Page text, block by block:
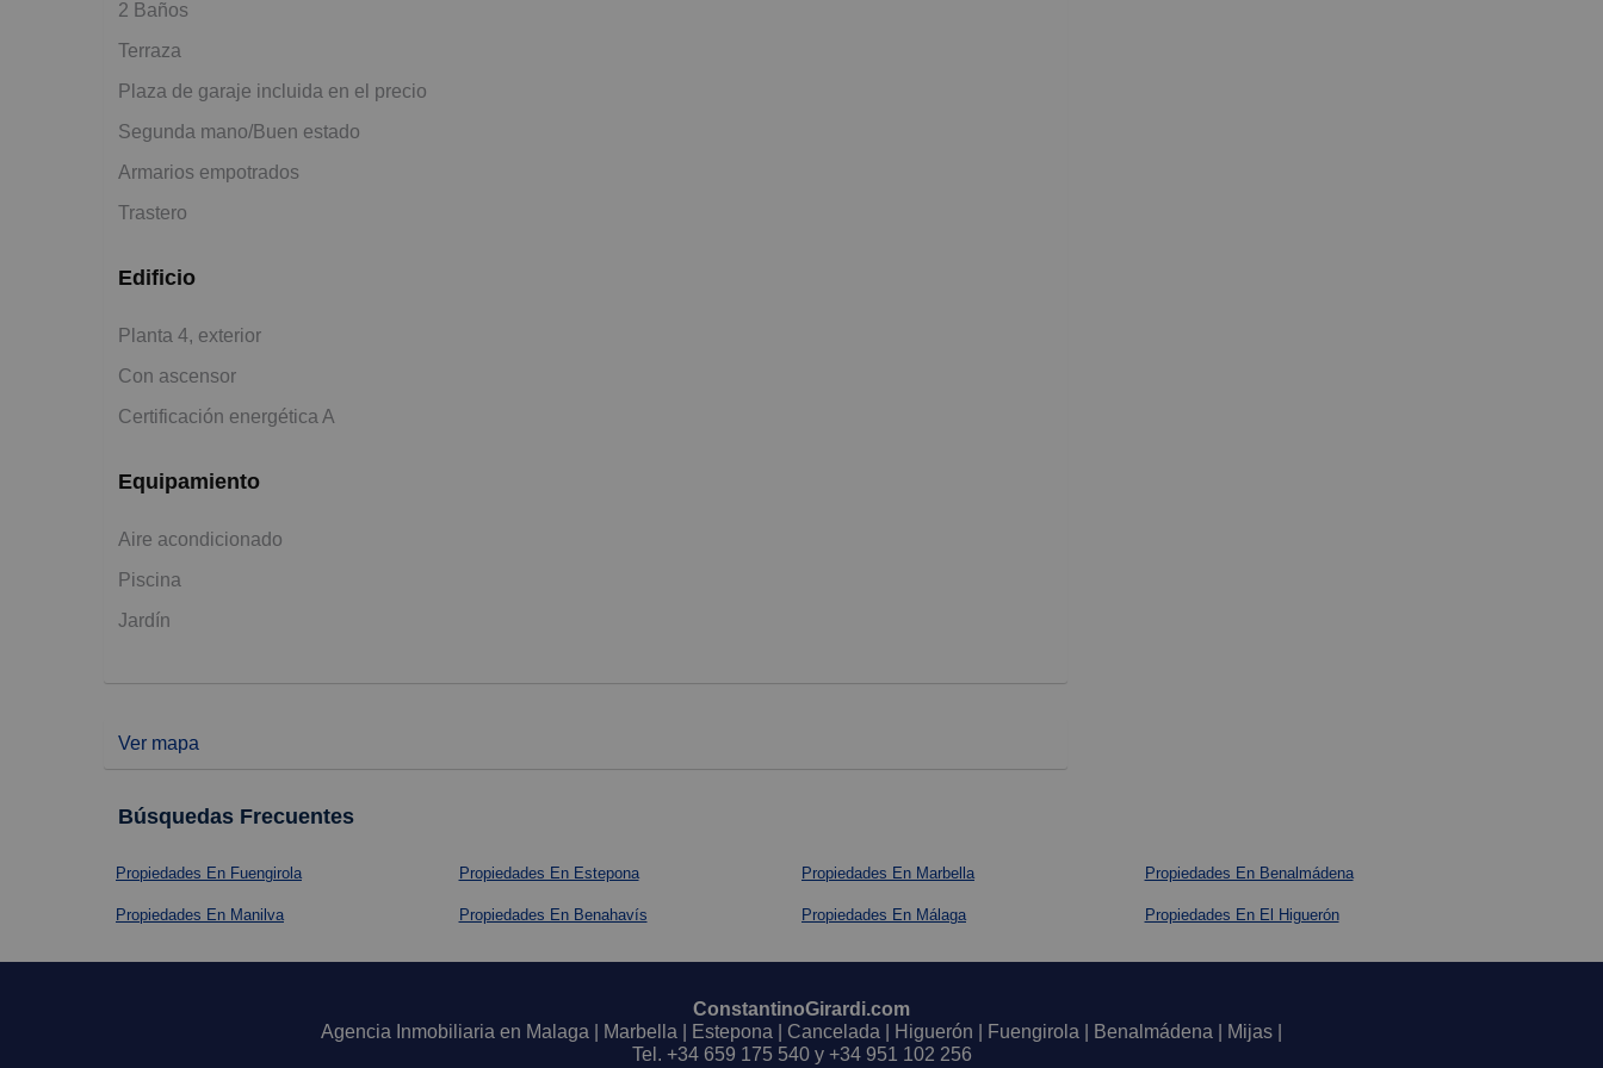
2 Baños
Terraza
Plaza de garaje incluida en el precio
Segunda mano/Buen estado
Armarios empotrados
Trastero
Edificio
Planta 4, exterior
Con ascensor
Certificación energética A
Equipamiento
Aire acondicionado
Piscina
Jardín
Ver mapa
Búsquedas Frecuentes
Propiedades En Fuengirola Propiedades En Estepona Propiedades En Marbella Propiedades En Benalmádena
Propiedades En Manilva Propiedades En Benahavís Propiedades En Málaga Propiedades En El Higuerón
ConstantinoGirardi.com
Agencia Inmobiliaria en Malaga | Marbella | Estepona | Cancelada | Higuerón | Fuengirola | Benalmádena | Mijas |
Tel. +34 659 175 540y +34 951 102 256